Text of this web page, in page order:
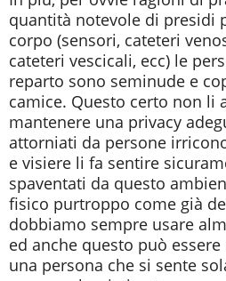
quantità notevole di presidi
corpo (sensori, cateteri
cateteri vescicali, ecc) le
reparto sono seminude e
camice. Questo certo non li
mantenere una privacy
attorniati da persone
e visiere li fa sentire
spaventati da questo
fisico purtroppo come già
dobbiamo sempre usare
ed anche questo può
una persona che si sente